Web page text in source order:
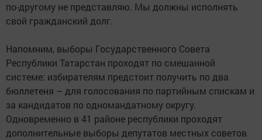
по-другому не представляю. Мы должны исполнять
свой гражданский долг.
Напомним, выборы Государственного Совета
Республики Татарстан проходят по смешанной
системе: избирателям предстоит получить по два
бюллетеня – для голосования по партийным спискам и
за кандидатов по одномандатному округу.
Одновременно в 41 районе республики проходят
дополнительные выборы депутатов местных советов.